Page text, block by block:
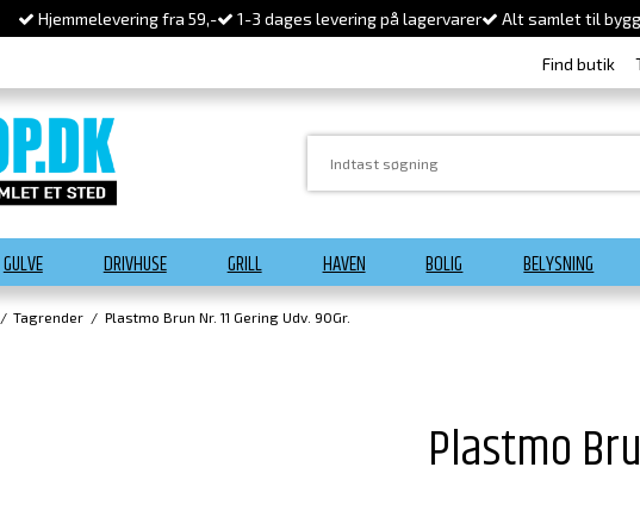
Hjemmelevering fra 59,- 1-3 dages levering på lagervarer Alt samlet til
Find butik
GULVE DRIVHUSE GRILL HAVEN BOLIG BELYSNING
/ Tagrender / Plastmo Brun Nr. 11 Gering Udv. 90Gr.
Plastmo